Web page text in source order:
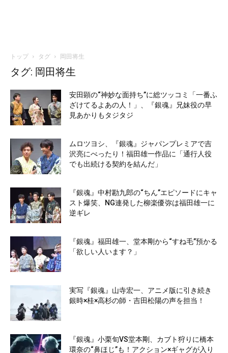
トップ タグ 岡田将生
タグ: 岡田将生
安田顕の“神妙な面持ち”に総ツッコミ「一番ふ
ざけてるよあの人！」、『銀魂』兄妹役の早
見あかりもタジタジ
ムロツヨシ、『銀魂』ジャパンプレミアで吉
沢亮にべったり！福田雄一作品に「通行人役
でも出続ける契約を結んだ」
『銀魂』中村勘九郎の“ちん”エピソードにキャ
スト爆笑、NG連発した柳楽優弥は福田雄一に
逆ギレ
『銀魂』福田雄一、堂本剛から“すね毛”預かる
「欲しい人います？」
実写『銀魂』山寺宏一、アニメ版に引き続き
銀時×桂×高杉の師・吉田松陽の声を担当！
『銀魂』小栗旬VS堂本剛、カブト狩りに橋本
環奈の“鼻ほじ”も！アクション×ギャグが入り